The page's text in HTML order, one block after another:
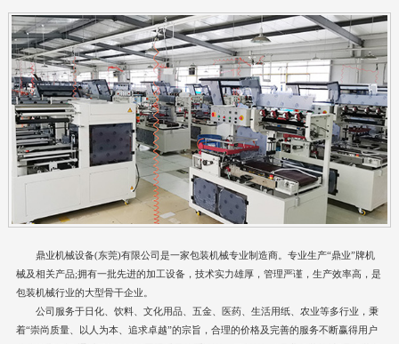
鼎业机械设备(东莞)有限公司是一家包装机械专业制造商。专业生产“鼎业”牌机
械及相关产品;拥有一批先进的加工设备，技术实力雄厚，管理严谨，生产效率高，是
包装机械行业的大型骨干企业。
公司服务于日化、饮料、文化用品、五金、医药、生活用纸、农业等多行业，秉
着“崇尚质量、以人为本、追求卓越”的宗旨，合理的价格及完善的服务不断赢得用户